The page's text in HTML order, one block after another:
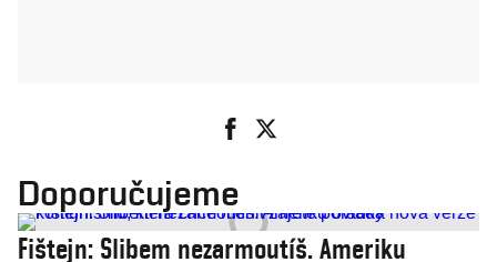
Doporučujeme
Fištejn: Slibem nezarmoutíš. Ameriku